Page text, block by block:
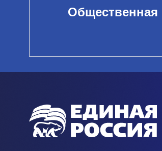
Общественная